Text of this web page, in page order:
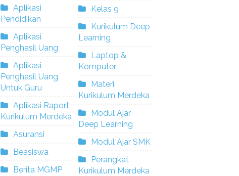
Aplikasi
Pendidikan
Aplikasi
Penghasil Uang
Aplikasi
Penghasil Uang
Untuk Guru
Aplikasi Raport
Kurikulum Merdeka
Asuransi
Beasiswa
Berita MGMP
Kelas 9
Kurikulum Deep
Learning
Laptop &
Komputer
Materi
Kurikulum Merdeka
Modul Ajar
Deep Learning
Modul Ajar SMK
Perangkat
Kurikulum Merdeka